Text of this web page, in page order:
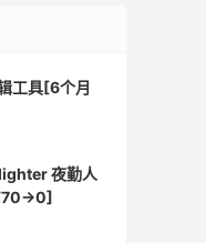
工具[6个月
夜勤人